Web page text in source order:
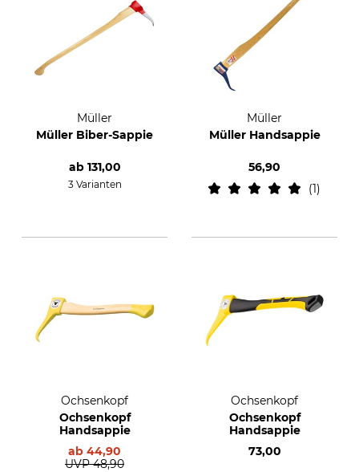
Müller
Müller Biber-Sappie
ab 131,00
3 Varianten
Müller
Müller Handsappie
56,90
1
Ochsenkopf
Ochsenkopf
Handsappie
ab 44,90
UVP 48,90
Ochsenkopf
Ochsenkopf
Handsappie
73,00